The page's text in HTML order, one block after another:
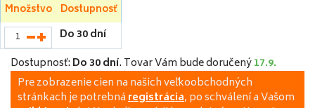
Množstvo Dostupnosť
Do 30 dní
Dostupnosť: Do 30 dní. Tovar Vám bude doručený17.9.
Pre zobrazenie cien na našich veľkoobchodných
stránkach je potrebnáregistrácia, po schválení a Vašom